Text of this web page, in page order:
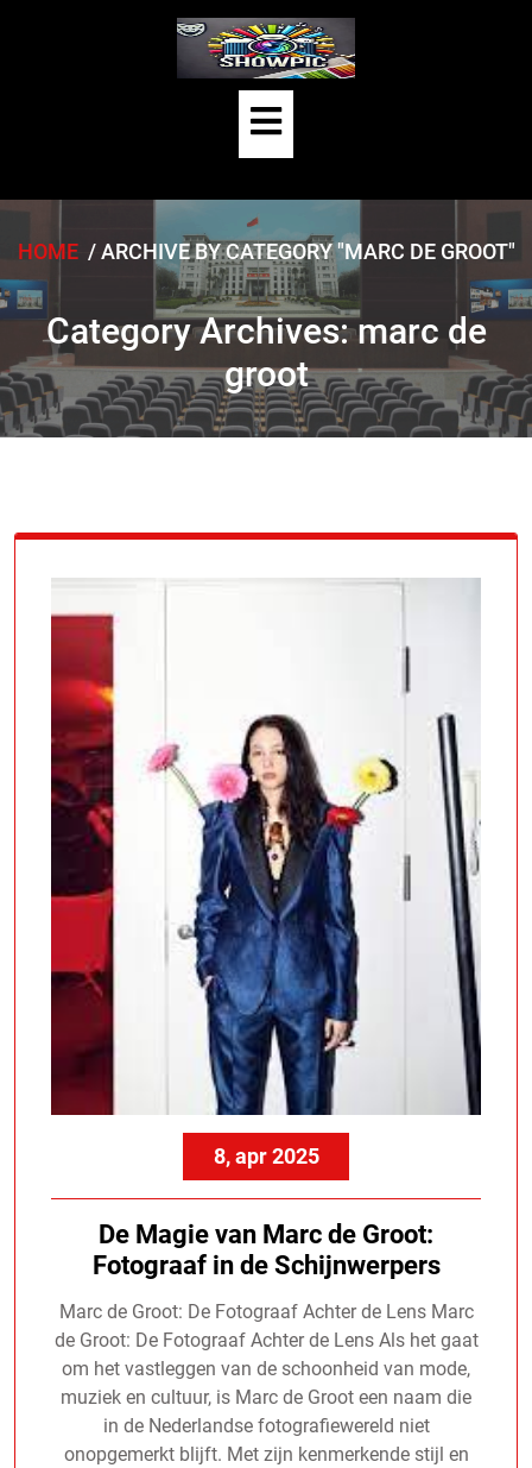
Open
Button
HOME/ARCHIVE BY CATEGORY "MARC DE GROOT"
Category Archives: marc de
groot
8, apr 2025
De Magie van Marc de Groot:
Fotograaf in de Schijnwerpers
Marc de Groot: De Fotograaf Achter de Lens Marc
de Groot: De Fotograaf Achter de Lens Als het gaat
om het vastleggen van de schoonheid van mode,
muziek en cultuur, is Marc de Groot een naam die
in de Nederlandse fotografiewereld niet
onopgemerkt blijft. Met zijn kenmerkende stijl en